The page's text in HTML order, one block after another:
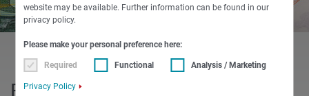
website may be available. Further information can be found in our
privacy policy.
Please make your personal preference here:
Required Functional Analysis / Marketing
Privacy Policy
Financement